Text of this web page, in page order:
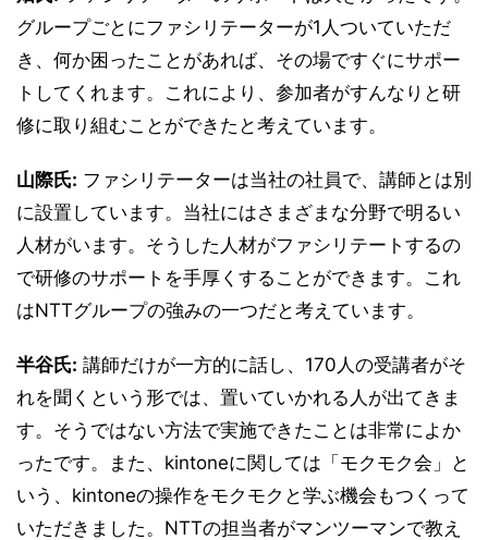
グループごとにファシリテーターが1人ついていただ
き、何か困ったことがあれば、その場ですぐにサポー
トしてくれます。これにより、参加者がすんなりと研
修に取り組むことができたと考えています。
山際氏: ファシリテーターは当社の社員で、講師とは別
に設置しています。当社にはさまざまな分野で明るい
人材がいます。そうした人材がファシリテートするの
で研修のサポートを手厚くすることができます。これ
はNTTグループの強みの一つだと考えています。
半谷氏: 講師だけが一方的に話し、170人の受講者がそ
れを聞くという形では、置いていかれる人が出てきま
す。そうではない方法で実施できたことは非常によか
ったです。また、kintoneに関しては「モクモク会」と
いう、kintoneの操作をモクモクと学ぶ機会もつくって
いただきました。NTTの担当者がマンツーマンで教え